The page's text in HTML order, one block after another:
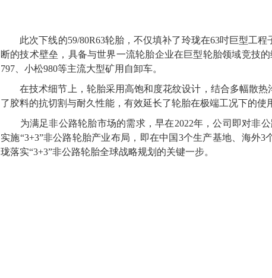
此次下线的59/80R63轮胎，不仅填补了玲珑在63吋巨型工
断的技术壁垒，具备与世界一流轮胎企业在巨型轮胎领域竞技
797、小松980等主流大型矿用自卸车。
在技术细节上，轮胎采用高饱和度花纹设计，结合多幅散
了胶料的抗切割与耐久性能，有效延长了轮胎在极端工况下的使
为满足非公路轮胎市场的需求，早在2022年，公司即对非
实施“3+3”非公路轮胎产业布局，即在中国3个生产基地、海外
珑落实“3+3”非公路轮胎全球战略规划的关键一步。